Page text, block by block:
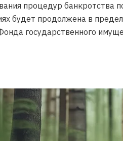
процедур банкротства
будет продолжена в
государственного